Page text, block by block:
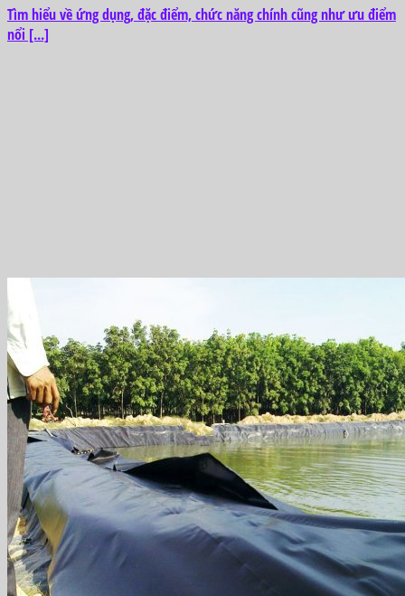
Tìm hiểu về ứng dụng, đặc điểm, chức năng chính cũng như ưu điểm
nổi [...]